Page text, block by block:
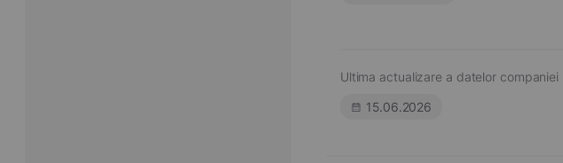
Ultima actualizare a datelor companiei
15.06.2026